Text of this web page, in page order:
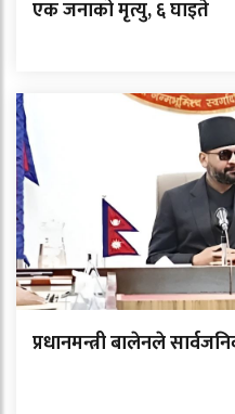
एक जनाको मृत्यु, ६ घाइते
प्रधानमन्त्री बालेनले